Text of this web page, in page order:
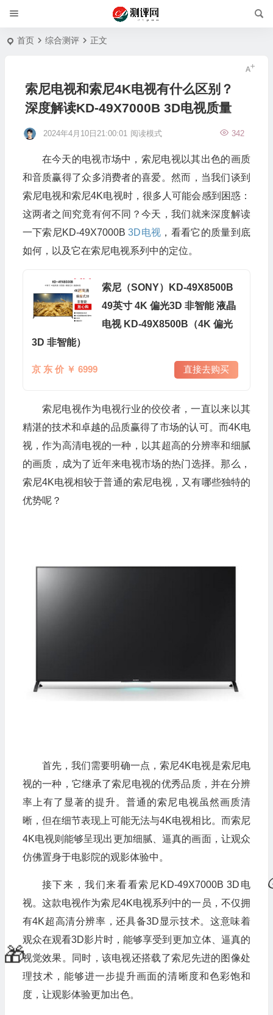
首页 综合测评 正文
索尼电视和索尼4K电视有什么区别？
深度解读KD-49X7000B 3D电视质量
2024年4月10日21:00:01 342
阅读模式
在今天的电视市场中，索尼电视以其出色的画质
和音质赢得了众多消费者的喜爱。然而，当我们谈到
索尼电视和索尼4K电视时，很多人可能会感到困惑：
这两者之间究竟有何不同？今天，我们就来深度解读
一下索尼KD-49X7000B3D电视 ，看看它的质量到底
如何，以及它在索尼电视系列中的定位。
索尼（SONY）KD-49X8500B
49英寸 4K 偏光3D 非智能 液晶
电视 KD-49X8500B（4K 偏光
3D 非智能）
京 东 价 ￥ 6999 直接去购买
索尼电视作为电视行业的佼佼者，一直以来以其
精湛的技术和卓越的品质赢得了市场的认可。而4K电
视，作为高清电视的一种，以其超高的分辨率和细腻
的画质，成为了近年来电视市场的热门选择。那么，
索尼4K电视相较于普通的索尼电视，又有哪些独特的
优势呢？
首先，我们需要明确一点，索尼4K电视是索尼电
视的一种，它继承了索尼电视的优秀品质，并在分辨
率上有了显著的提升。普通的索尼电视虽然画质清
晰，但在细节表现上可能无法与4K电视相比。而索尼
4K电视则能够呈现出更加细腻、逼真的画面，让观众
仿佛置身于电影院的观影体验中。
接下来，我们来看看索尼KD-49X7000B 3D电
视。这款电视作为索尼4K电视系列中的一员，不仅拥
有4K超高清分辨率，还具备3D显示技术。这意味着
观众在观看3D影片时，能够享受到更加立体、逼真的
视觉效果。同时，该电视还搭载了索尼先进的图像处
理技术，能够进一步提升画面的清晰度和色彩饱和
度，让观影体验更加出色。